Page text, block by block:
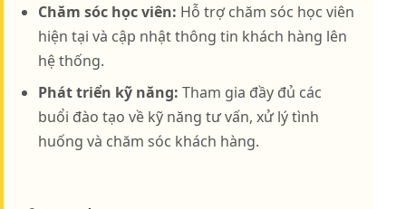
Chăm sóc học viên: Hỗ trợ chăm sóc học viên
hiện tại và cập nhật thông tin khách hàng lên
hệ thống.
Phát triển kỹ năng: Tham gia đầy đủ các
buổi đào tạo về kỹ năng tư vấn, xử lý tình
huống và chăm sóc khách hàng.